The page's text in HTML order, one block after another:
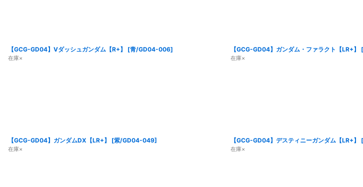
【GCG-GD04】Vダッシュガンダム【R+】 [青/GD04-006]
在庫×
【GCG-GD04】ガンダム・ファラクト【LR+】 [
在庫×
【GCG-GD04】ガンダムDX【LR+】 [紫/GD04-049]
在庫×
【GCG-GD04】デスティニーガンダム【LR+】 [
在庫×